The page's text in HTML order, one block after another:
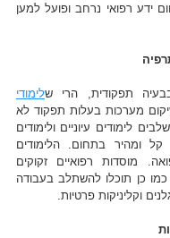
ידע רפואי נרחב ופועל למען
תפקודית, הרי שלימודי
מערכות בעלות תפקוד לא
לימודים עיוניים ולימודים
קל ומהיר בתחום. הלימודים
מוסדות רפואיים זקוקים
כמו כן תוכלו להשתלב בעבודה
וקליניקות פרטיות.